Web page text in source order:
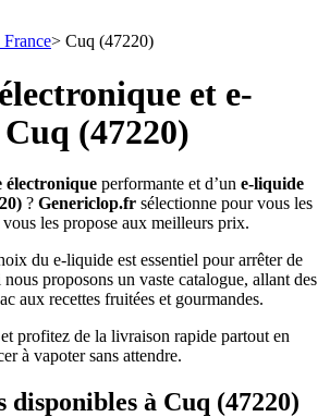
> Cuq (47220)
et e-
(47220)
électronique performante et d’un e-liquide
? Genericlop.fr sélectionne pour vous les
les propose aux meilleurs prix.
du e-liquide est essentiel pour arrêter de
proposons un vaste catalogue, allant des
aux recettes fruitées et gourmandes.
profitez de la livraison rapide partout en
à vapoter sans attendre.
disponibles à Cuq (47220)